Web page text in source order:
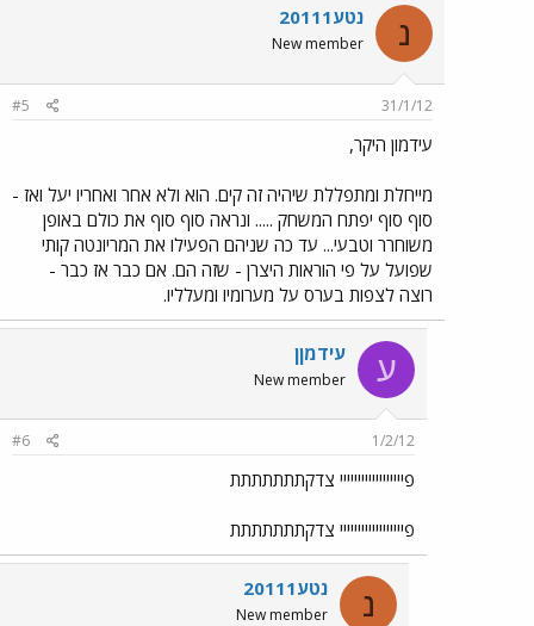
נ נטע20111
New member
31/1/12
#5
עידמון היקר,
מייחלת ומתפללת שיהיה זה קים. הוא ולא אחר ואחריו יעל ואז -
סוף סוף יפתח המשחק ..... ונראה סוף סוף את כולם באופן
משוחרר וטבעי... עד כה שניהם הפעילו את המריונטה קותי
שפועל על פי הוראות היצרן - שזה הם. אם כבר אז כבר -
רוצה לצפות בערס על מערומיו ומעלליו.
ע עידמןן
New member
1/2/12
#6
פיייייייייייייייייי צדקתתתתתתת
פיייייייייייייייייי צדקתתתתתתת
נ נטע20111
New member